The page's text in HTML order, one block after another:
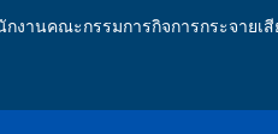
งานคณะกรรมการกิจการกระจาย